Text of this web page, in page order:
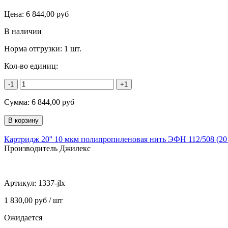
Цена: 6 844,00 руб
В наличии
Норма отгрузки: 1 шт.
Кол-во единиц:
-1 +1
Сумма: 6 844,00 руб
Картридж 20'' 10 мкм полипропиленовая нить ЭФН 112/508
Производитель Джилекс
Артикул: 1337-jlx
1 830,00 руб / шт
Ожидается